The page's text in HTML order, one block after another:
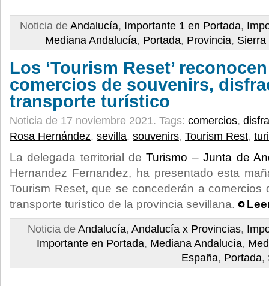
Noticia de Andalucía, Importante 1 en Portada,
Mediana Andalucía, Portada, Provincia, Sierra
Los ‘Tourism Reset’
comercios de souvenirs,
transporte turístico
Noticia de 17 noviembre 2021. Tags: comercios,
Rosa Hernández, sevilla, souvenirs, Tourism Rest,
La delegada territorial deTurismo – Junta de
Hernandez Fernandez, ha presentado esta
Tourism Reset, que se concederán a comercios
transporte turístico de la provincia sevillana.
Noticia de Andalucía, Andalucía x Provincias,
Importante en Portada, Mediana Andalucía,
España, Portada,